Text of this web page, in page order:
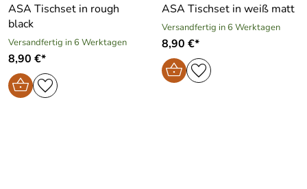
ASA Tischset in rough
black
Versandfertig in 6 Werktagen
8,90 €*
ASA Tischset in weiß matt
Versandfertig in 6 Werktagen
8,90 €*